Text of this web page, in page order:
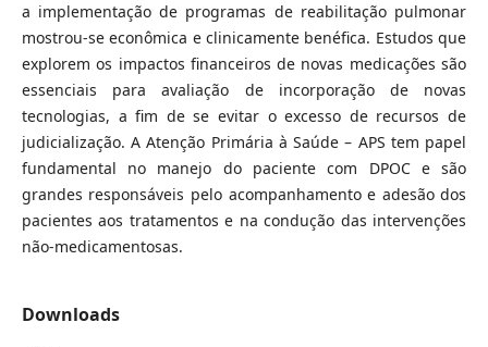
a implementação de programas de reabilitação pulmonar
mostrou-se econômica e clinicamente benéfica. Estudos que
explorem os impactos financeiros de novas medicações são
essenciais para avaliação de incorporação de novas
tecnologias, a fim de se evitar o excesso de recursos de
judicialização. A Atenção Primária à Saúde – APS tem papel
fundamental no manejo do paciente com DPOC e são
grandes responsáveis pelo acompanhamento e adesão dos
pacientes aos tratamentos e na condução das intervenções
não-medicamentosas.
Downloads